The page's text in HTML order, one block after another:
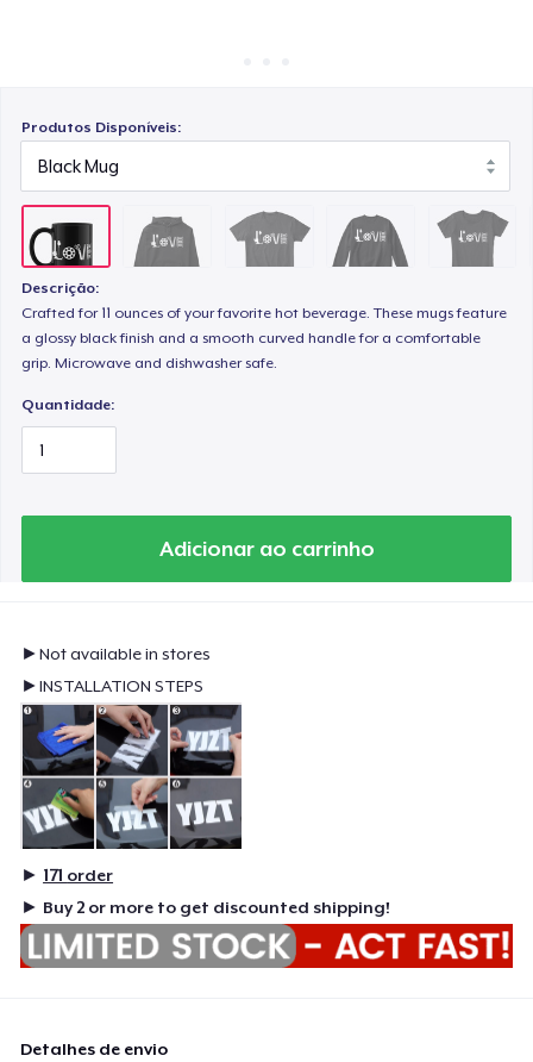
Produtos Disponíveis:
Descrição:
Crafted for 11 ounces of your favorite hot beverage. These mugs feature
a glossy black finish and a smooth curved handle for a comfortable
grip. Microwave and dishwasher safe.
Quantidade:
Adicionar ao carrinho
►Not available in stores
►INSTALLATION STEPS
► 171 order
► Buy 2 or more to get discounted shipping!
Detalhes de envio
Women's Flowy Tank Top
Classic Long Sleeve Tee